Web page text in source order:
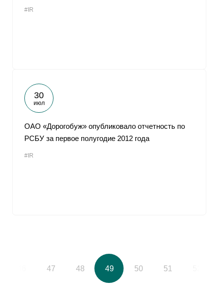
#IR
30
июл
ОАО «Дорогобуж» опубликовало отчетность по
РСБУ за первое полугодие 2012 года
#IR
47 48 49 50 51